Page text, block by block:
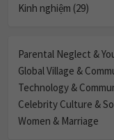
Kinh nghiệm (29)
Parental Neglect &
Global Village &
Technology &
Celebrity Culture &
Women & Marriage